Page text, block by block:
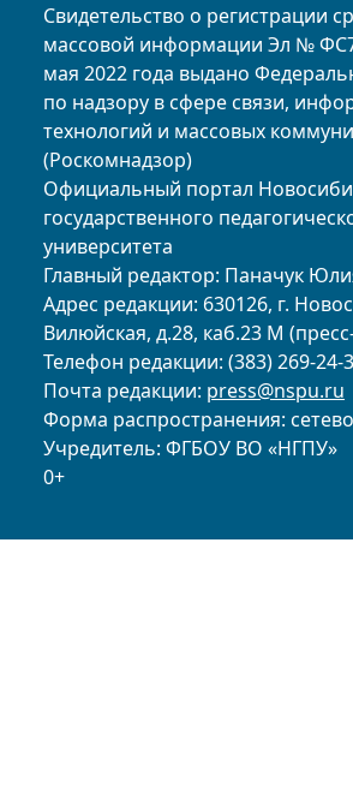
Свидетельство о регистрации
массовой информации Эл №
мая 2022 года выдано
по надзору в сфере связи,
технологий и массовых
(Роскомнадзор)
Официальный портал
государственного
университета
Главный редактор: Паначук
Адрес редакции: 630126, г.
Вилюйская, д.28, каб.23 М
Телефон редакции: (383) 269-24-
Почта редакции: press@nspu.ru
Форма распространения:
Учредитель: ФГБОУ ВО «НГПУ»
0+